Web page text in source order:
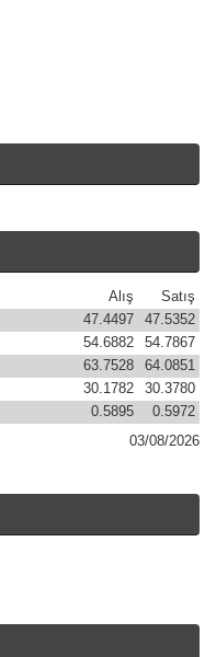
Satış
Alış
47.5352
47.4497
54.7867
54.6882
64.0851
63.7528
30.3780
30.1782
0.5972
0.5895
03/08/2026